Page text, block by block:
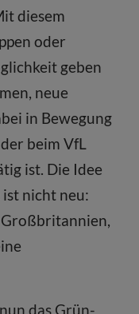
diesem
oder
geben
neue
in Bewegung
beim VfL
ist. Die Idee
nicht neu:
das Grün-